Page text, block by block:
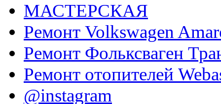
МАСТЕРСКАЯ
Ремонт Volkswagen
Ремонт Фольксваген
Ремонт отопителей
@instagram